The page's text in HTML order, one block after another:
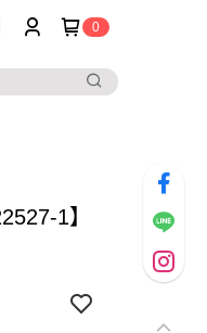
0
1】